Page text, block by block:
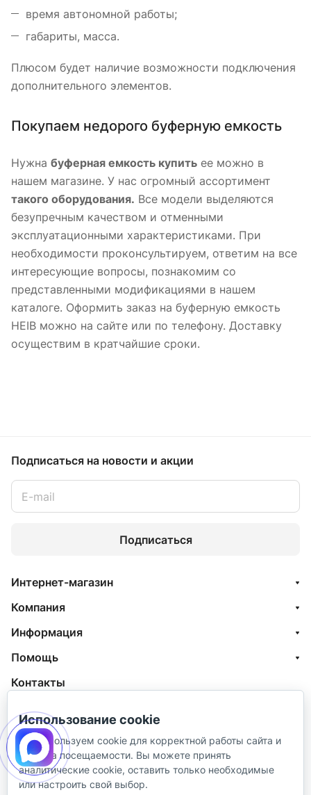
время автономной работы;
габариты, масса.
Плюсом будет наличие возможности подключения
дополнительного элементов.
Покупаем недорого буферную емкость
Нужна буферная емкость купить ее можно в
нашем магазине. У нас огромный ассортимент
такого оборудования. Все модели выделяются
безупречным качеством и отменными
эксплуатационными характеристиками. При
необходимости проконсультируем, ответим на все
интересующие вопросы, познакомим со
представленными модификациями в нашем
каталоге. Оформить заказ на буферную емкость
HEIB можно на сайте или по телефону. Доставку
осуществим в кратчайшие сроки.
Подписаться на новости и акции
Подписаться
Интернет-магазин
Компания
Информация
Помощь
Контакты
info@aquatehnik.com
г. Краснодар (Центр),
ул. Чкалова, 167
Использование cookie
Мы используем cookie для корректной работы сайта и
анализа посещаемости. Вы можете принять
аналитические cookie, оставить только необходимые
или настроить свой выбор.